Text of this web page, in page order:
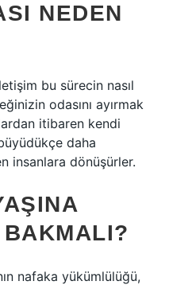
NEDEN
bu sürecin nasıl
odasını ayırmak
itibaren kendi
daha
insanlara dönüşürler.
nafaka yükümlülüğü,